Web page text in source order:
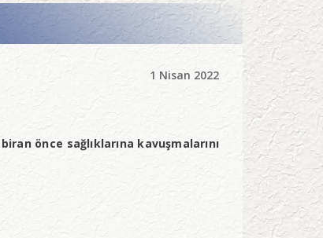
1 Nisan 2022
önce sağlıklarına kavuşmalarını